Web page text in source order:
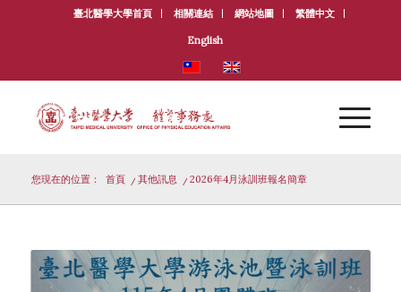
臺北醫學大學首頁 相關連結 網站地圖 繁體中文
English
您現在的位置： 首頁 / 其他訊息 / 2026年4月泳訓班報名簡章